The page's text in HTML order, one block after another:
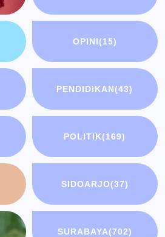
OPINI(15)
PENDIDIKAN(43)
POLITIK(169)
SIDOARJO(37)
SURABAYA(702)